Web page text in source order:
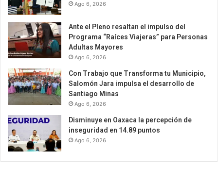
Ago 6, 2026
Ante el Pleno resaltan el impulso del
Programa “Raíces Viajeras” para Personas
Adultas Mayores
Ago 6, 2026
Con Trabajo que Transforma tu Municipio,
Salomón Jara impulsa el desarrollo de
Santiago Minas
Ago 6, 2026
Disminuye en Oaxaca la percepción de
inseguridad en 14.89 puntos
Ago 6, 2026